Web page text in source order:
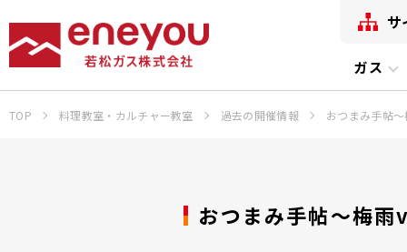
ガス
サ
TOP 料理教室・カルチャー教室 過去の開催情報 おつまみ手帖
おつまみ手帖～梅